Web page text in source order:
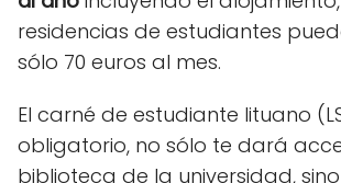
residencias de estudiantes
sólo 70 euros al mes.
El carné de estudiante lituano
obligatorio, no sólo te dará
biblioteca de la universidad,